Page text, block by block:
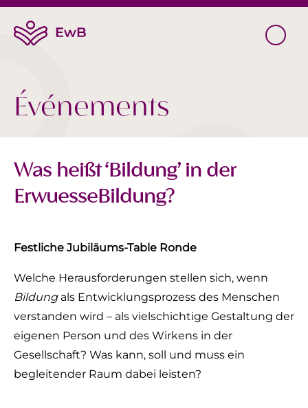
Événements
Was heißt ‘Bildung’ in der
ErwuesseBildung?
Festliche Jubiläums-Table Ronde
‍Welche Herausforderungen stellen sich, wenn
Bildungals Entwicklungsprozess des Menschen
verstanden wird – als vielschichtige Gestaltung der
eigenen Person und des Wirkens in der
Gesellschaft? Was kann, soll und muss ein
begleitender Raum dabei leisten?